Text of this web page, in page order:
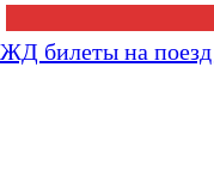
ЖД билеты на